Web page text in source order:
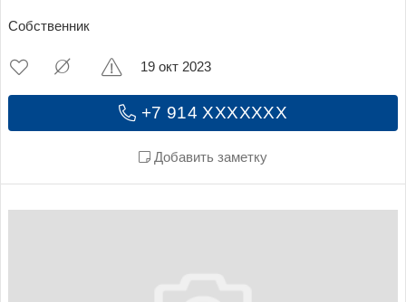
Собственник
+7 914 XXXXXXX
Добавить заметку
19 окт 2023